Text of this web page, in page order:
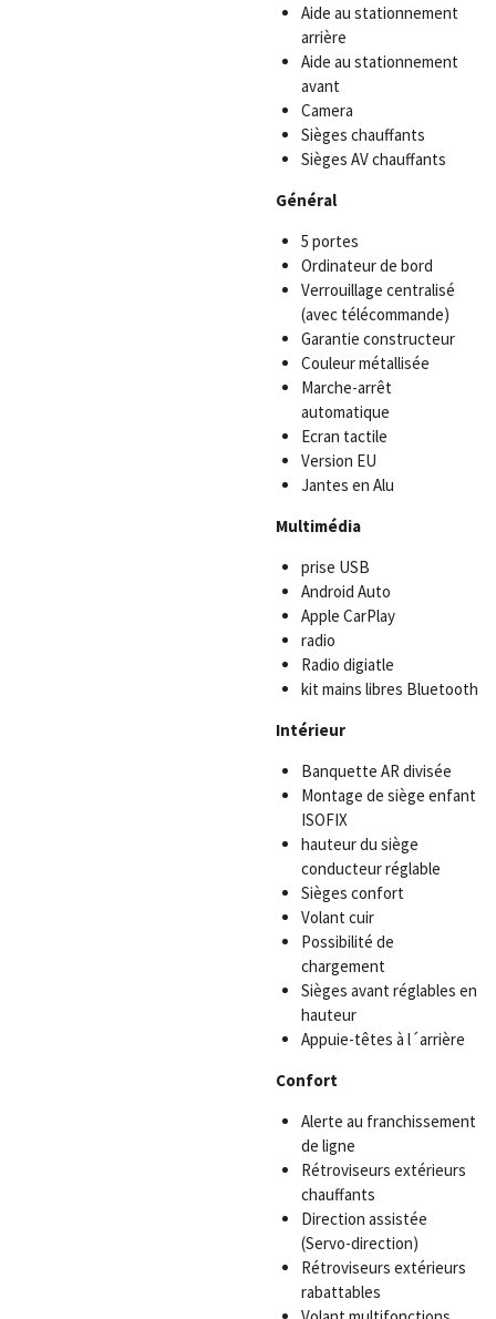
Aide au stationnement
arrière
Aide au stationnement
avant
Camera
Sièges chauffants
Sièges AV chauffants
Général
5 portes
Ordinateur de bord
Verrouillage centralisé
(avec télécommande)
Garantie constructeur
Couleur métallisée
Marche-arrêt
automatique
Ecran tactile
Version EU
Jantes en Alu
Multimédia
prise USB
Android Auto
Apple CarPlay
radio
Radio digiatle
kit mains libres Bluetooth
Intérieur
Banquette AR divisée
Montage de siège enfant
ISOFIX
hauteur du siège
conducteur réglable
Sièges confort
Volant cuir
Possibilité de
chargement
Sièges avant réglables en
hauteur
Appuie-têtes à l´arrière
Confort
Alerte au franchissement
de ligne
Rétroviseurs extérieurs
chauffants
Direction assistée
(Servo-direction)
Rétroviseurs extérieurs
rabattables